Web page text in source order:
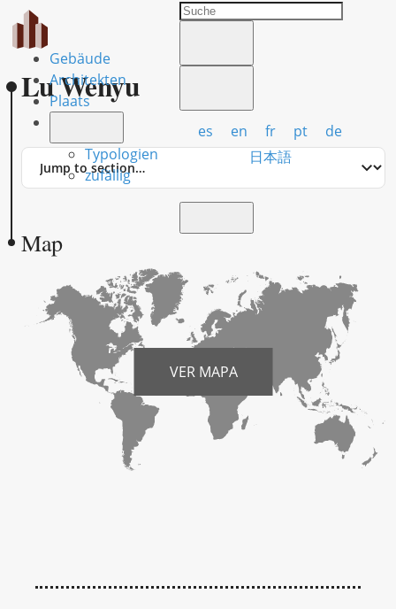
Gebäude
Architekten
Plaats
Typologien
zufällig
es en fr pt
de
日本語
Lu Wenyu
Jump
Map
VER MAPA